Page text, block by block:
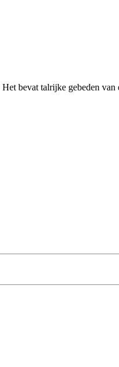
bevat talrijke gebeden